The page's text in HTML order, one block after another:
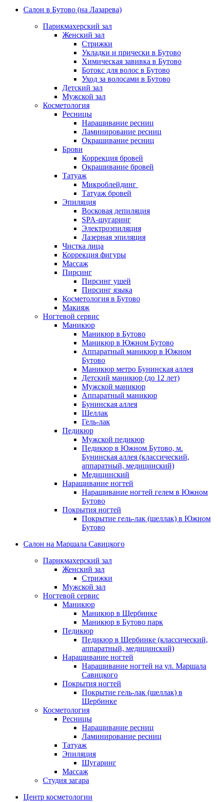
Салон в Бутово (на Лазарева)
Парикмахерский зал
Женский зал
Стрижки
Укладки и прически в Бутово
Химическая завивка в Бутово
Ботокс для волос в Бутово
Уход за волосами в Бутово
Детский зал
Мужской зал
Косметология
Ресницы
Наращивание ресниц
Ламинирование ресниц
Окрашивание ресниц
Брови
Коррекция бровей
Окрашивание бровей
Татуаж
Микроблейдинг
Татуаж бровей
Эпиляция
Восковая депиляция
SPA-шугаринг
Электроэпиляция
Лазерная эпиляция
Чистка лица
Коррекция фигуры
Массаж
Пирсинг
Пирсинг ушей
Пирсинг языка
Косметология в Бутово
Макияж
Ногтевой сервис
Маникюр
Маникюр в Бутово
Маникюр в Южном Бутово
Аппаратный маникюр в Южном
Бутово
Маникюр метро Бунинская аллея
Детский маникюр (до 12 лет)
Мужской маникюр
Аппаратный маникюр
Бунинская аллея
Шеллак
Гель-лак
Педикюр
Мужской педикюр
Педикюр в Южном Бутово, м.
Бунинская аллея (классический,
аппаратный, медицинский)
Медицинский
Наращивание ногтей
Наращивание ногтей гелем в Южном
Бутово
Покрытия ногтей
Покрытие гель-лак (шеллак) в Южном
Бутово
Салон на Маршала Савицкого
Парикмахерский зал
Женский зал
Стрижки
Мужской зал
Ногтевой сервис
Маникюр
Маникюр в Щербинке
Маникюр в Бутово парк
Педикюр
Педикюр в Щербинке (классический,
аппаратный, медицинский)
Наращивание ногтей
Наращивание ногтей на ул. Маршала
Савицкого
Покрытия ногтей
Покрытие гель-лак (шеллак) в
Щербинке
Косметология
Ресницы
Наращивание ресниц
Ламинирование ресниц
Татуаж
Эпиляция
Шугаринг
Массаж
Студия загара
Центр косметологии